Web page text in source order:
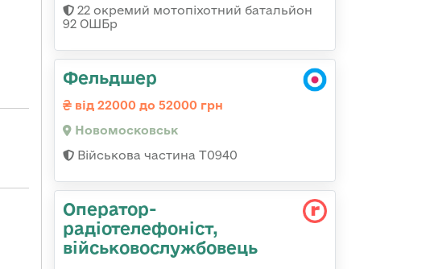
22 окремий мотопіхотний батальйон
92 ОШБр
Фельдшер
від 22000 до 52000 грн
Новомосковськ
Військова частина Т0940
Оператор-
радіотелефоніст,
військовослужбовець